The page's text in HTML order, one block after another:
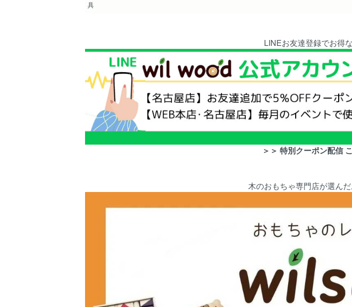
具
LINEお友達登録でお得
＞＞ 特別クーポン配信
木のおもちゃ専門店が選ん